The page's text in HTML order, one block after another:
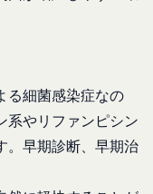
る細菌感染症なの
系やリファンピシン
。早期診断、早期治
はその他の交
公開すること
社の運営または
的に必要である
たは一部を開
して、過去に
人又は被補助
人、後見人､保
なかった場合
まれている場